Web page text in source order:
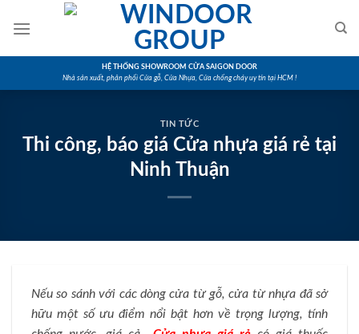
HỆ THỐNG SHOWROOM CỬA SAIGON DOOR
Nhà sản xuất, phân phối Cửa gỗ, Cửa Nhựa, Cửa chống cháy uy tín tại HCM !
TIN TỨC
Thi công, báo giá Cửa nhựa giá rẻ tại
Ninh Thuận
Nếu so sánh với các dòng cửa từ gỗ, cửa từ nhựa đã sở
hữu một số ưu điểm nổi bật hơn về trọng lượng, tính